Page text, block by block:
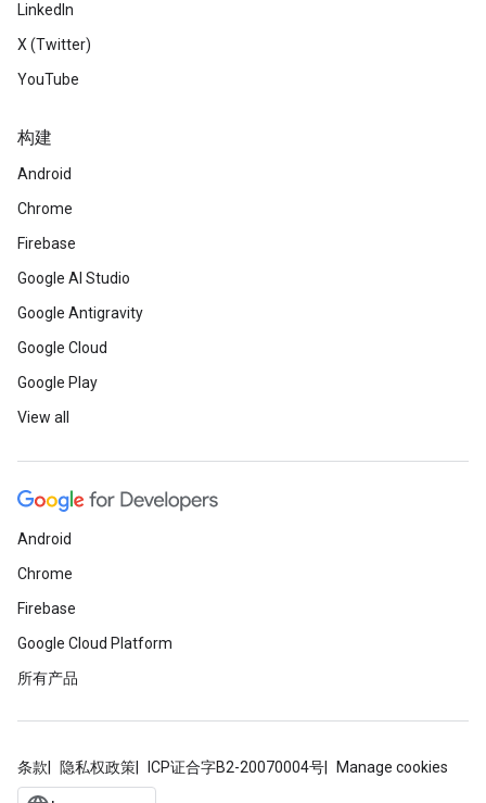
LinkedIn
X (Twitter)
YouTube
构建
Android
Chrome
Firebase
Google AI Studio
Google Antigravity
Google Cloud
Google Play
View all
Android
Chrome
Firebase
Google Cloud Platform
所有产品
条款 隐私权政策 ICP证合字B2-20070004号 Manage cookies